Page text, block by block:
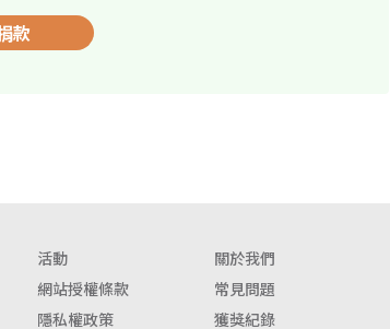
款
活動 關於我們
網站授權條款 常見問題
隱私權政策 獲獎紀錄